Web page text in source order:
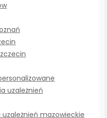
uzależnień
mazowieckie